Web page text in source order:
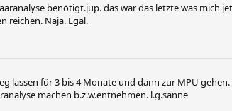
benötigt.jup. das war das letzte was mich
reichen. Naja. Egal.
lassen für 3 bis 4 Monate und dann zur MPU gehen.
machen b.z.w.entnehmen. l.g.sanne